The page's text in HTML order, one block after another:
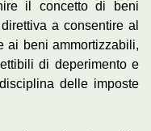
il concetto di beni
a consentire al
ai beni ammortizzabili,
di deperimento e
delle imposte